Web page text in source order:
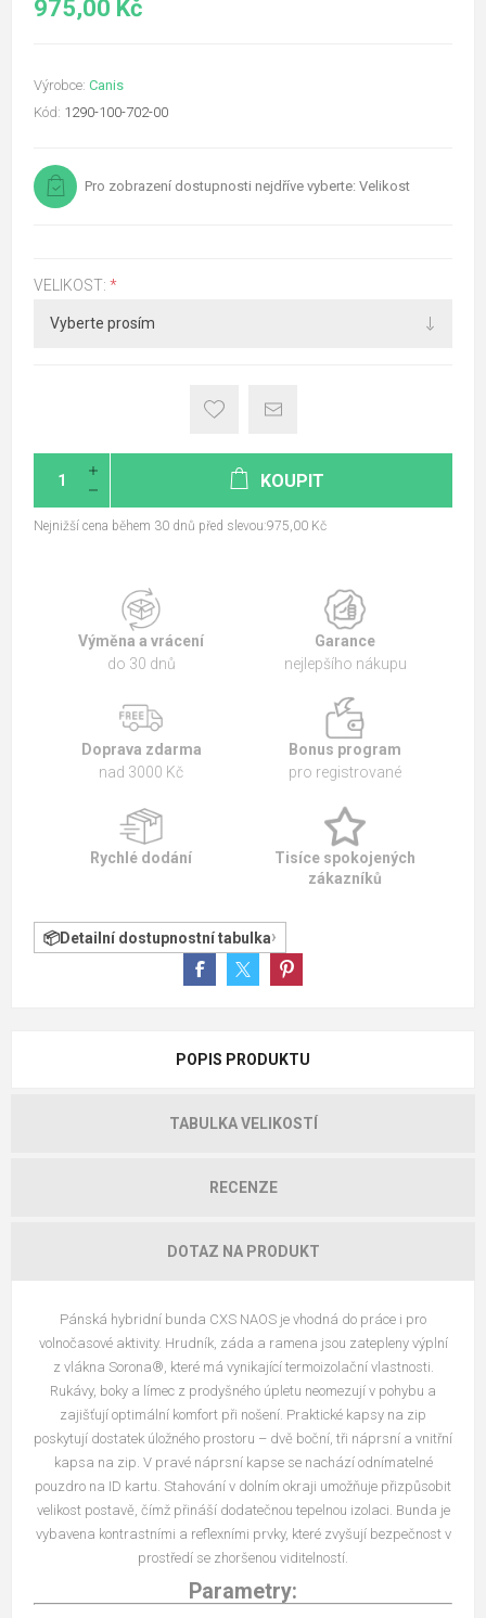
975,00 Kč
Výrobce: Canis
Kód: 1290-100-702-00
Pro zobrazení dostupnosti nejdříve vyberte: Velikost
VELIKOST: *
KOUPIT
Nejnižší cena během 30 dnů před slevou:975,00 Kč
Výměna a vrácení
do 30 dnů
Garance
nejlepšího nákupu
Doprava zdarma
nad 3000 Kč
Bonus program
pro registrované
Rychlé dodání
Tisíce spokojených
zákazníků
Detailní dostupnostní tabulka
POPIS PRODUKTU
TABULKA VELIKOSTÍ
RECENZE
DOTAZ NA PRODUKT
Pánská hybridní bunda CXS NAOS je vhodná do práce i pro
volnočasové aktivity. Hrudník, záda a ramena jsou zatepleny výplní
z vlákna Sorona®, které má vynikající termoizolační vlastnosti.
Rukávy, boky a límec z prodyšného úpletu neomezují v pohybu a
zajišťují optimální komfort při nošení. Praktické kapsy na zip
poskytují dostatek úložného prostoru – dvě boční, tři náprsní a vnitřní
kapsa na zip. V pravé náprsní kapse se nachází odnímatelné
pouzdro na ID kartu. Stahování v dolním okraji umožňuje přizpůsobit
velikost postavě, čímž přináší dodatečnou tepelnou izolaci. Bunda je
vybavena kontrastními a reflexními prvky, které zvyšují bezpečnost v
prostředí se zhoršenou viditelností.
Parametry: